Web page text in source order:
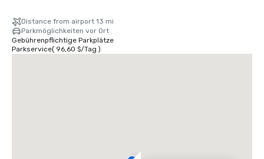
Distance from airport 13 mi
Parkmöglichkeiten vor Ort
Gebührenpflichtige Parkplätze
Parkservice( 96,60 $/Tag )